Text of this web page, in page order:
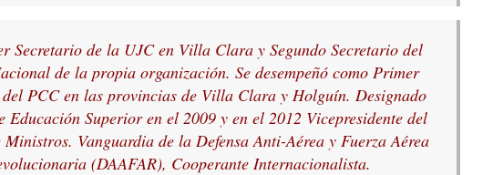
Secretario de la UJC en Villa Clara y Segundo Secretario del
de la propia organización. Se desempeñó como Primer
PCC en las provincias de Villa Clara y Holguín. Designado
Educación Superior en el 2009 y en el 2012 Vicepresidente del
Ministros. Vanguardia de la Defensa Anti-Aérea y Fuerza Aérea
(DAAFAR), Cooperante Internacionalista.